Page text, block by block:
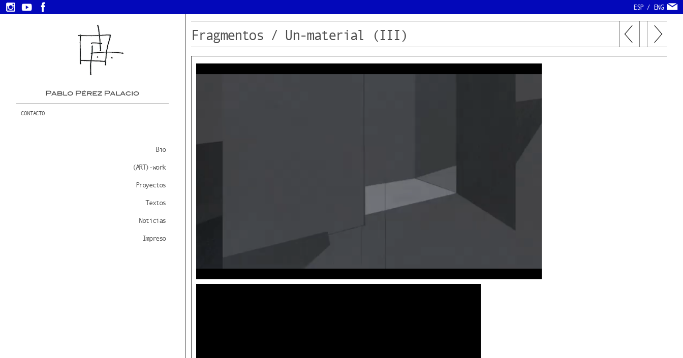
ESP/ ENG
CONTACTO
Bio
(ART)-work
Proyectos
Textos
Noticias
Impreso
Fragmentos / Un-material (III)